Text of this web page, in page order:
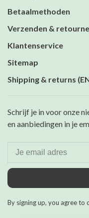
Betaalmethoden
Verzenden &
Klantenservice
Sitemap
Shipping & returns
Schrijf je in voor onze
en aanbiedingen in je
By signing up, you agree to